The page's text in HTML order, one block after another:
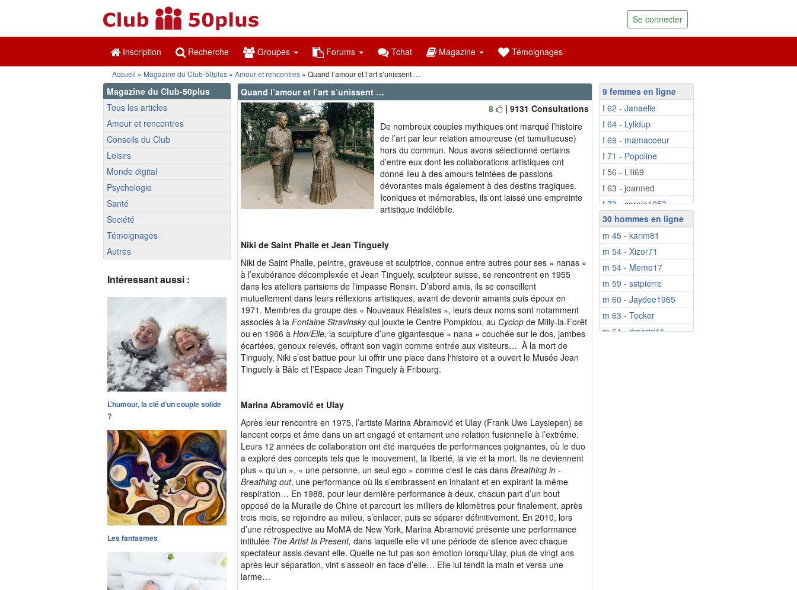
Se connecter
Inscription Recherche Groupes Forums Tchat Magazine Témoignages
Accueil » Magazine du Club-50plus » Amour et rencontres » Quand l’amour et l’art s’unissent …
Magazine du Club-50plus
Tous les articles
Amour et rencontres
Conseils du Club
Loisirs
Monde digital
Psychologie
Santé
Société
Témoignages
Autres
Intéressant aussi :
L’humour, la clé d’un couple solide
?
Les fantasmes
Quand l’amour et l’art s’unissent …
8
| 9131 Consultations
De nombreux couples mythiques ont marqué l’histoire
de l’art par leur relation amoureuse (et tumultueuse)
hors du commun. Nous avons sélectionné certains
d’entre eux dont les collaborations artistiques ont
donné lieu à des amours teintées de passions
dévorantes mais également à des destins tragiques.
Iconiques et mémorables, ils ont laissé une empreinte
artistique indélébile.
Niki de Saint Phalle et Jean Tinguely
Niki de Saint Phalle, peintre, graveuse et sculptrice, connue entre autres pour ses « nanas »
à l’exubérance décomplexée et Jean Tinguely, sculpteur suisse, se rencontrent en 1955
dans les ateliers parisiens de l’impasse Ronsin. D’abord amis, ils se conseillent
mutuellement dans leurs réflexions artistiques, avant de devenir amants puis époux en
1971. Membres du groupe des « Nouveaux Réalistes », leurs deux noms sont notamment
associés à la Fontaine Stravinskyqui jouxte le Centre Pompidou, au Cyclop de Milly-la-Forêt
ou en 1966 à Hon/Elle, la sculpture d’une gigantesque « nana » couchée sur le dos, jambes
écartées, genoux relevés, offrant son vagin comme entrée aux visiteurs… À la mort de
Tinguely, Niki s’est battue pour lui offrir une place dans l‘histoire et a ouvert le Musée Jean
Tinguely à Bâle et l’Espace Jean Tinguely à Fribourg.
Marina Abramović et Ulay
Après leur rencontre en 1975, l’artiste Marina Abramović et Ulay (Frank Uwe Laysiepen) se
lancent corps et âme dans un art engagé et entament une relation fusionnelle à l’extrême.
Leurs 12 années de collaboration ont été marquées de performances poignantes, où le duo
a exploré des concepts tels que le mouvement, la liberté, la vie et la mort. Ils ne deviennent
plus « qu’un », « une personne, un seul ego » comme c'est le cas dans Breathing in -
Breathing out, une performance où ils s’embrassent en inhalant et en expirant la même
respiration… En 1988, pour leur dernière performance à deux, chacun part d’un bout
opposé de la Muraille de Chine et parcourt les milliers de kilomètres pour finalement, après
trois mois, se rejoindre au milieu, s’enlacer, puis se séparer définitivement. En 2010, lors
d’une rétrospective au MoMA de New York, Marina Abramović présente une performance
intitulée The Artist Is Present, dans laquelle elle vit une période de silence avec chaque
spectateur assis devant elle. Quelle ne fut pas son émotion lorsqu’Ulay, plus de vingt ans
après leur séparation, vint s’asseoir en face d’elle… Elle lui tendit la main et versa une
larme…
9 femmes en ligne
f 62 - Janaelle
f 64 - Lylidup
f 69 - mamacoeur
f 71 - Popoline
f 56 - Lili69
f 63 - joanned
f 73 - carole1953
f 74 - 70Chaleur
f 81 - chicambre
30 hommes en ligne
m 45 - karim81
m 54 - Xizor71
m 54 - Memo17
m 59 - sstpierre
m 60 - Jaydee1965
m 63 - Tocker
m 64 - dmorin15